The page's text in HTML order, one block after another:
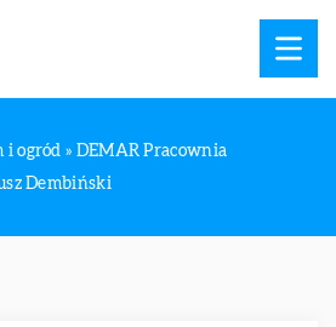
i ogród » DEMAR Pracownia
Dembiński